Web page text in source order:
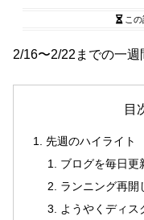
こ
2/16〜2/22までの一週
目
先週のハイライト
ブログを毎日更
ランニング再開
ようやくディ